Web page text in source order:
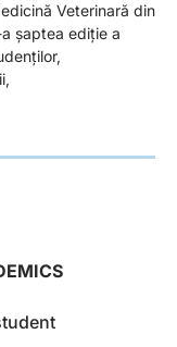
Veterinară din
șaptea ediție a